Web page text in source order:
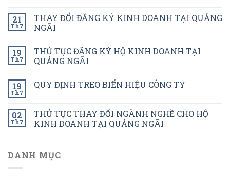
21
Th7
THAY ĐỔI ĐĂNG KÝ KINH DOANH TẠI QUẢNG
NGÃI
19
Th7
THỦ TỤC ĐĂNG KÝ HỘ KINH DOANH TẠI
QUẢNG NGÃI
19
Th7
QUY ĐỊNH TREO BIỂN HIỆU CÔNG TY
02
Th7
THỦ TỤC THAY ĐỔI NGÀNH NGHỀ CHO HỘ
KINH DOANH TẠI QUẢNG NGÃI
DANH MỤC